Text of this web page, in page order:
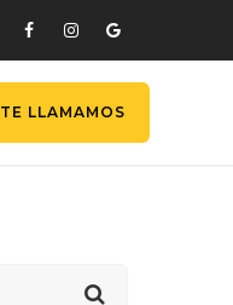
TE LLAMAMOS